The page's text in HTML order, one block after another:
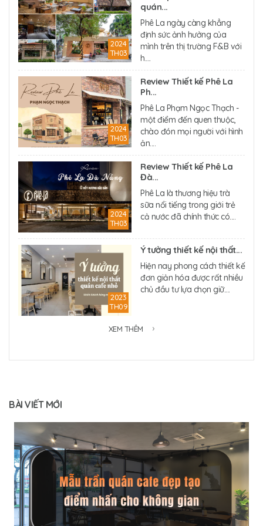
2024
TH03
quán...
Phê La ngày càng khẳng
định sức ảnh hưởng của
mình trên thị trường F&B với
h....
2024
TH03
Review Thiết kế Phê La
Ph...
Phê La Phạm Ngọc Thạch -
một điểm đến quen thuộc,
chào đón mọi người với hình
ản....
2024
TH03
Review Thiết kế Phê La
Đà...
Phê La là thương hiệu trà
sữa nổi tiếng trong giới trẻ
cả nước đã chính thức có....
2023
TH09
Ý tưởng thiết kế nội thất...
Hiện nay phong cách thiết kế
đơn giản hóa được rất nhiều
chủ đầu tư lựa chọn giữ....
XEM THÊM
BÀI VIẾT MỚI